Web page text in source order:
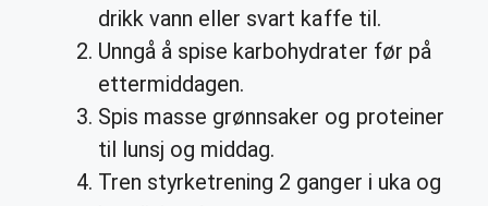
drikk vann eller svart kaffe til.
Unngå å spise karbohydrater før på
ettermiddagen.
Spis masse grønnsaker og proteiner
til lunsj og middag.
Tren styrketrening 2 ganger i uka og